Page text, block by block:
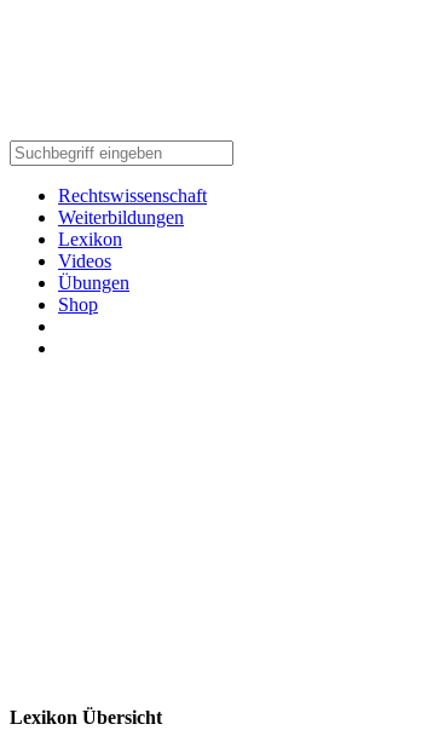
Rechtswissenschaft
Weiterbildungen
Lexikon
Videos
Übungen
Shop
Lexikon Übersicht